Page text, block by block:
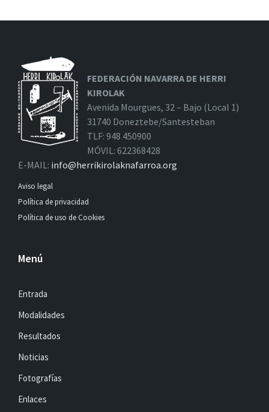
FEDERACIÓN NAVARRA DE HERRI
KIROLAK
Avenida Mourgues, 32 – Bajo (Local 1)
31740 Doneztebe/Santesteban
TLF: 948 450900
MÓVIL: 622368428
E-MAIL: info@herrikirolaknafarroa.org
Aviso legal
Política de privacidad
Política de uso de Cookies
Menú
Entrada
Modalidades
Resultados
Noticias
Fotografías
Enlaces